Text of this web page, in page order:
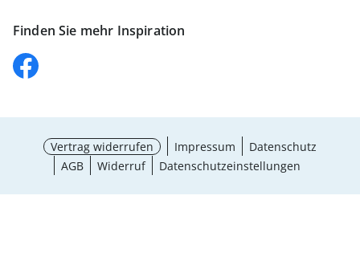
Finden Sie mehr Inspiration
Vertrag widerrufen Impressum
Datenschutz
AGB
Widerruf Datenschutzeinstellungen